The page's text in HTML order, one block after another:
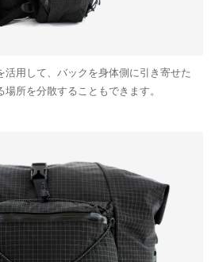
活用して、バックを身体側に引き寄せた
所を分散することもできます。